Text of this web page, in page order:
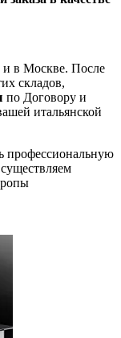
и в Москве. После
складов,
по Договору и
итальянской
профессиональную